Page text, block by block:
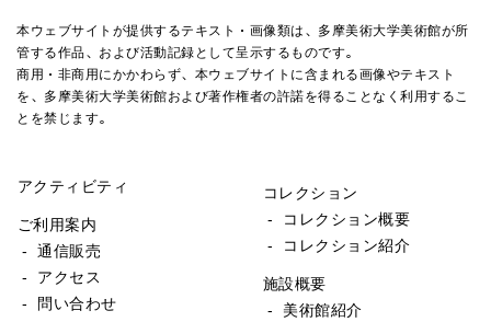
本ウェブサイトが提供するテキスト・画像類は、多摩美術大学美術館が所
管する作品、および活動記録として呈示するものです。
商用・非商用にかかわらず、本ウェブサイトに含まれる画像やテキスト
を、多摩美術大学美術館および著作権者の許諾を得ることなく利用するこ
とを禁じます。
アクティビティ
ご利用案内
- 通信販売
- アクセス
- 問い合わせ
コレクション
- コレクション概要
- コレクション紹介
施設概要
- 美術館紹介